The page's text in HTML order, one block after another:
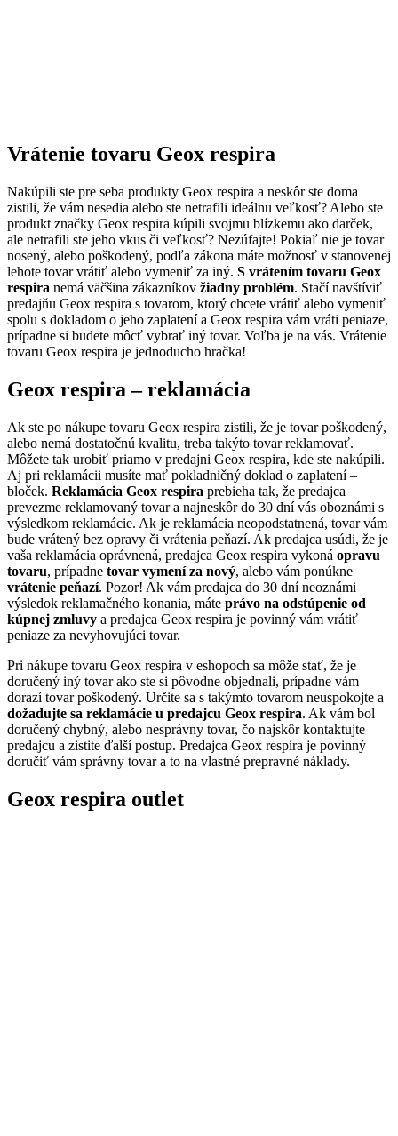
Vrátenie tovaru Geox respira
Nakúpili ste pre seba produkty Geox respira a neskôr ste doma
zistili, že vám nesedia alebo ste netrafili ideálnu veľkosť? Alebo ste
produkt značky Geox respira kúpili svojmu blízkemu ako darček,
ale netrafili ste jeho vkus či veľkosť? Nezúfajte! Pokiaľ nie je tovar
nosený, alebo poškodený, podľa zákona máte možnosť v stanovenej
lehote tovar vrátiť alebo vymeniť za iný. S vrátením tovaru Geox
respira nemá väčšina zákazníkov žiadny problém. Stačí navštíviť
predajňu Geox respira s tovarom, ktorý chcete vrátiť alebo vymeniť
spolu s dokladom o jeho zaplatení a Geox respira vám vráti peniaze,
prípadne si budete môcť vybrať iný tovar. Voľba je na vás. Vrátenie
tovaru Geox respira je jednoducho hračka!
Geox respira – reklamácia
Ak ste po nákupe tovaru Geox respira zistili, že je tovar poškodený,
alebo nemá dostatočnú kvalitu, treba takýto tovar reklamovať.
Môžete tak urobiť priamo v predajni Geox respira, kde ste nakúpili.
Aj pri reklamácii musíte mať pokladničný doklad o zaplatení –
bloček. Reklamácia Geox respira prebieha tak, že predajca
prevezme reklamovaný tovar a najneskôr do 30 dní vás oboznámi s
výsledkom reklamácie. Ak je reklamácia neopodstatnená, tovar vám
bude vrátený bez opravy či vrátenia peňazí. Ak predajca usúdi, že je
vaša reklamácia oprávnená, predajca Geox respira vykoná opravu
tovaru, prípadne tovar vymení za nový, alebo vám ponúkne
vrátenie peňazí. Pozor! Ak vám predajca do 30 dní neoznámi
výsledok reklamačného konania, máte právo na odstúpenie od
kúpnej zmluvy a predajca Geox respira je povinný vám vrátiť
peniaze za nevyhovujúci tovar.
Pri nákupe tovaru Geox respira v eshopoch sa môže stať, že je
doručený iný tovar ako ste si pôvodne objednali, prípadne vám
dorazí tovar poškodený. Určite sa s takýmto tovarom neuspokojte a
dožadujte sa reklamácie u predajcu Geox respira. Ak vám bol
doručený chybný, alebo nesprávny tovar, čo najskôr kontaktujte
predajcu a zistite ďalší postup. Predajca Geox respira je povinný
doručiť vám správny tovar a to na vlastné prepravné náklady.
Geox respira outlet